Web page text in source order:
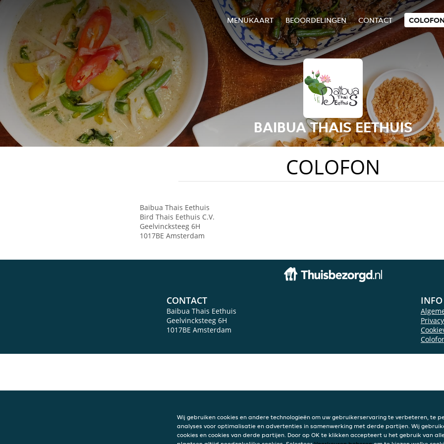
MENUKAART BEOORDELINGEN CONTACT
BAIBUA THAIS EETHUIS
COLOFON
Baibua Thais Eethuis
Bird Thais Eethuis C.V.
Geelvincksteeg 6H
1017BE Amsterdam
CONTACT
Baibua Thais Eethuis
Geelvincksteeg 6H
1017BE Amsterdam
INFO
Wij gebruiken cookies en andere technologieën om uw gebruikerservaring te verbeteren, te
analyses voor optimalisatie en advertenties in samenwerking met derde partijen. Wij
cookies en cookies van derde partijen. Door op OK te klikken accepteert u het gebruik van